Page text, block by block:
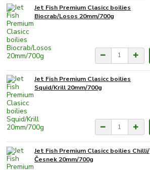
Jet Fish Premium Clasicc boilies
Biocrab/Losos 20mm/700g
Jet Fish Premium Clasicc boilies
Squid/Krill 20mm/700g
Jet Fish Premium Clasicc boilies Chilli/
Česnek 20mm/700g